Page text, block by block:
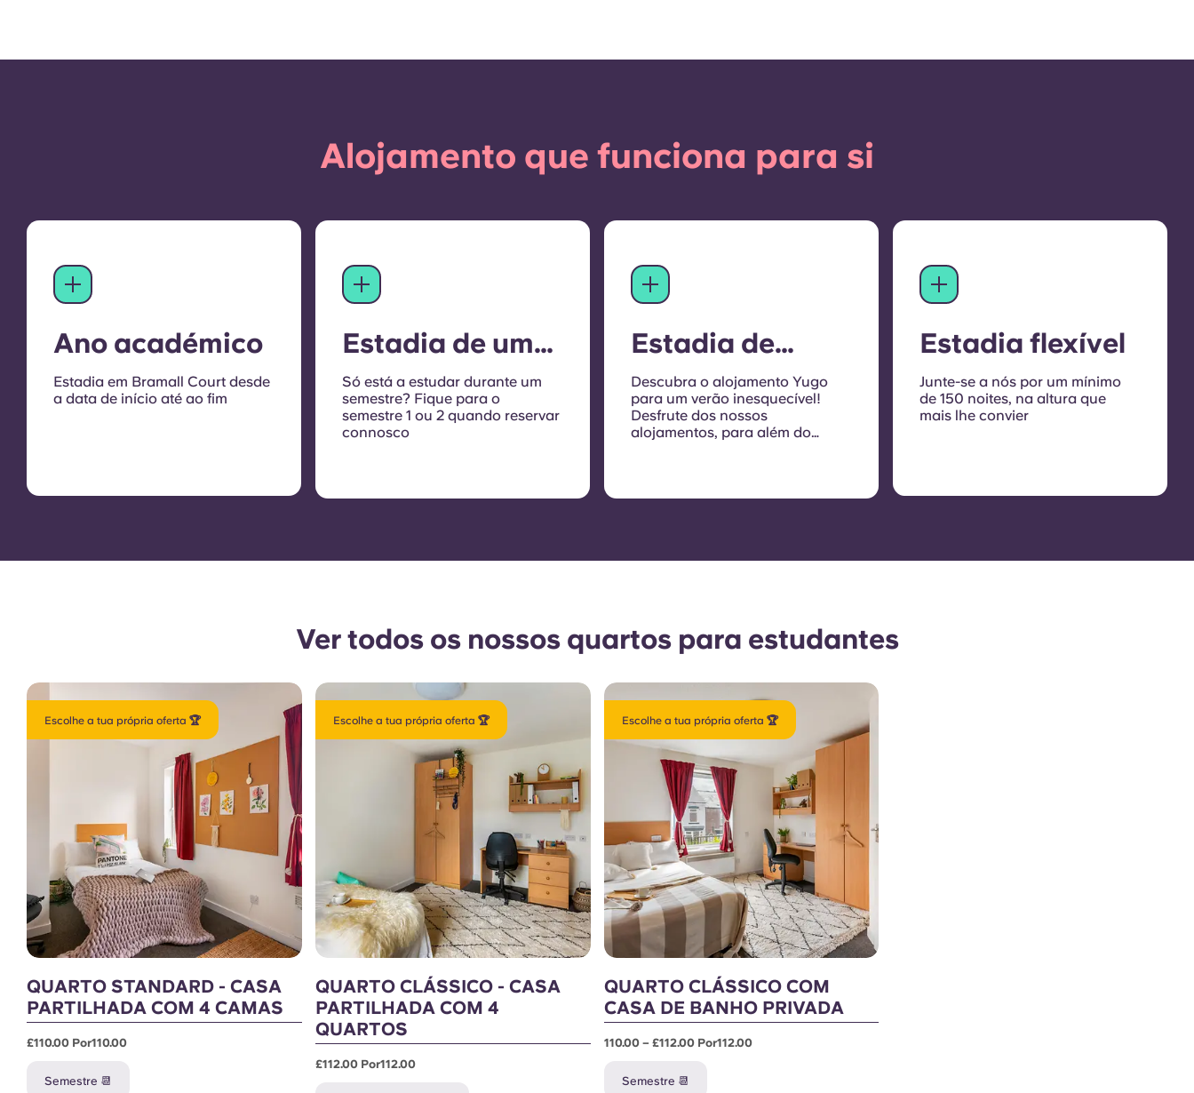
Alojamento que funciona para si
Ano académico
Estadia em Bramall Court desde
a data de início até ao fim
Estadia de um
semestre
Só está a estudar durante um
semestre? Fique para o
semestre 1 ou 2 quando reservar
connosco
Estadia de
verão
Descubra o alojamento Yugo
para um verão inesquecível!
Desfrute dos nossos
alojamentos, para além do
Estadia flexível
Junte-se a nós por um mínimo
de 150 noites, na altura que
mais lhe convier
Ver todos os nossos quartos para estudantes
Escolhe a tua própria oferta 🏆
QUARTO STANDARD - CASA
PARTILHADA COM 4 CAMAS
£110.00 Por110.00
Semestre 📆
Escolhe a tua própria oferta 🏆
QUARTO CLÁSSICO - CASA
PARTILHADA COM 4
QUARTOS
£112.00 Por112.00
Escolhe a tua própria oferta 🏆
QUARTO CLÁSSICO COM
CASA DE BANHO PRIVADA
110.00 – £112.00 Por112.00
Semestre 📆